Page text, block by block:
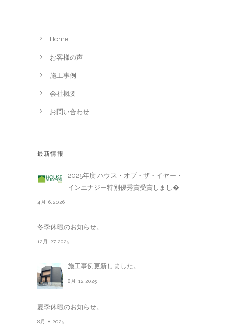
Home
お客様の声
施工事例
会社概要
お問い合わせ
最新情報
2025年度 ハウス・オブ・ザ・イヤー・
インエナジー特別優秀賞受賞しまし�. . .
4月 6,2026
冬季休暇のお知らせ。
12月 27,2025
施工事例更新しました。
8月 12,2025
夏季休暇のお知らせ。
8月 8,2025